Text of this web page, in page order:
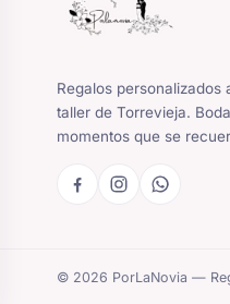
Regalos personalizados
taller de Torrevieja.
momentos que se
© 2026 PorLaNovia —